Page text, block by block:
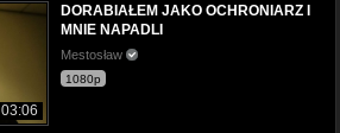
03:06
DORABIAŁEM JAKO OCHRONIARZ I
MNIE NAPADLI
Mestosław
1080p